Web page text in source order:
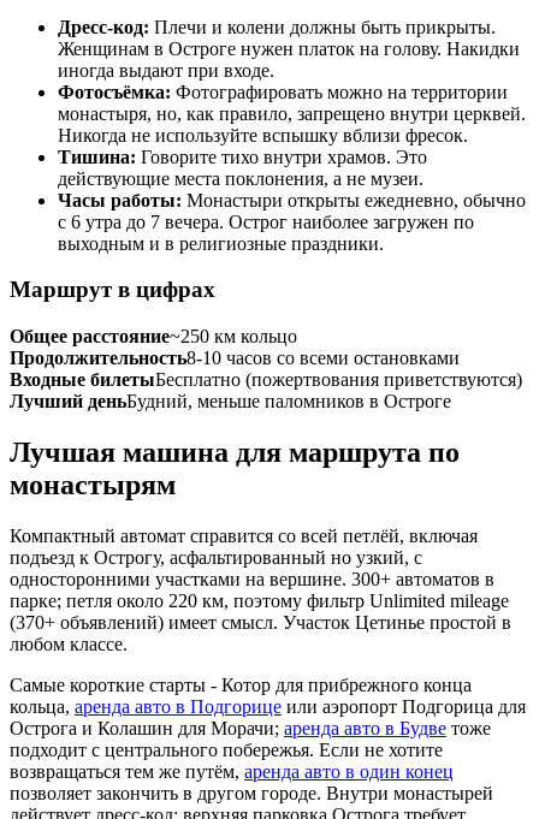
Дресс-код: Плечи и колени должны быть прикрыты.
Женщинам в Остроге нужен платок на голову. Накидки
иногда выдают при входе.
Фотосъёмка: Фотографировать можно на территории
монастыря, но, как правило, запрещено внутри церквей.
Никогда не используйте вспышку вблизи фресок.
Тишина: Говорите тихо внутри храмов. Это
действующие места поклонения, а не музеи.
Часы работы: Монастыри открыты ежедневно, обычно
с 6 утра до 7 вечера. Острог наиболее загружен по
выходным и в религиозные праздники.
Маршрут в цифрах
Общее расстояние~250 км кольцо
Продолжительность8-10 часов со всеми остановками
Входные билетыБесплатно (пожертвования приветствуются)
Лучший деньБудний, меньше паломников в Остроге
Лучшая машина для маршрута по
монастырям
Компактный автомат справится со всей петлёй, включая
подъезд к Острогу, асфальтированный но узкий, с
односторонними участками на вершине. 300+ автоматов в
парке; петля около 220 км, поэтому фильтр Unlimited mileage
(370+ объявлений) имеет смысл. Участок Цетинье простой в
любом классе.
Самые короткие старты - Котор для прибрежного конца
кольца, аренда авто в Подгорице или аэропорт Подгорица для
Острога и Колашин для Морачи; аренда авто в Будве тоже
подходит с центрального побережья. Если не хотите
возвращаться тем же путём, аренда авто в один конец
позволяет закончить в другом городе. Внутри монастырей
действует дресс-код; верхняя парковка Острога требует